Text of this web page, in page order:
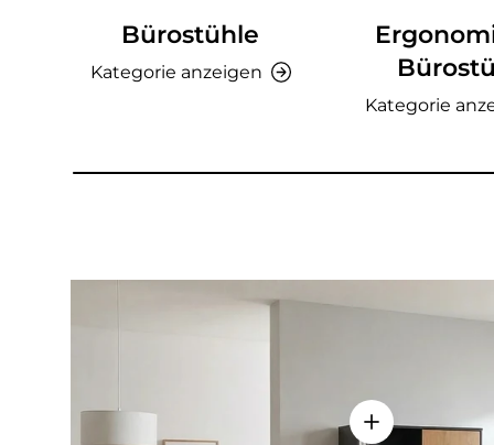
Bürostühle
Kategorie anzeigen
Kategorie
Einzelheiten